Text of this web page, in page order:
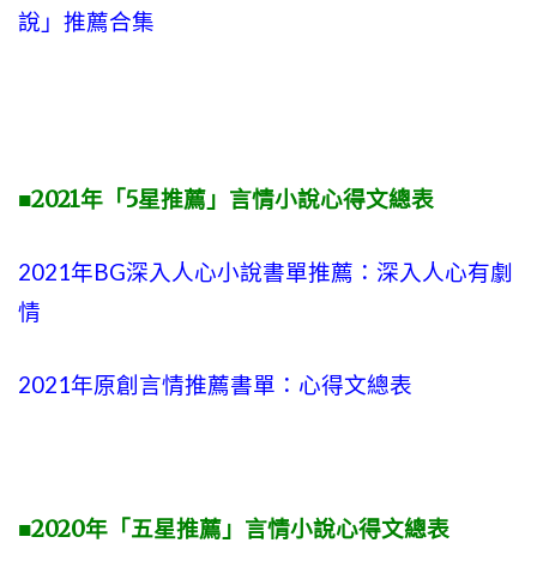
說」推薦合集
■2021年「5星推薦」言情小說心得文總表
2021年BG深入人心小說書單推薦：深入人心有劇
情
2021年原創言情推薦書單：心得文總表
■2020年「五星推薦」言情小說心得文總表